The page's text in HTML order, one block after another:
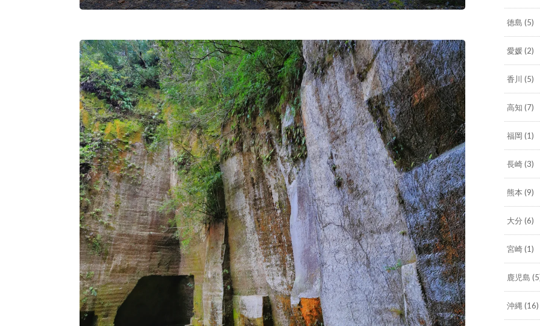
徳島 (5)
愛媛(2)
香川 (5)
高知 (7)
福岡 (1)
長崎(3)
熊本 (9)
大分 (6)
宮崎(1)
鹿児島
沖縄 (16)